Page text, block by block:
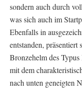
sondern auch durch
was sich auch im
Ebenfalls in
entstanden,
Bronzehelm des
mit dem
nach unten geneigten